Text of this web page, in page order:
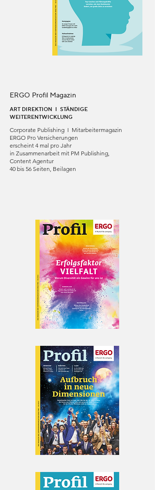
ERGO Profil Magazin
ART DIREKTION I STÄNDIGE
WEITERENTWICKLUNG
Corporate Publishing I Mitarbeitermagazin
ERGO Pro Versicherungen
erscheint 4 mal pro Jahr
in Zusammenarbeit mit PM Publishing,
Content Agentur
40 bis 56 Seiten, Beilagen